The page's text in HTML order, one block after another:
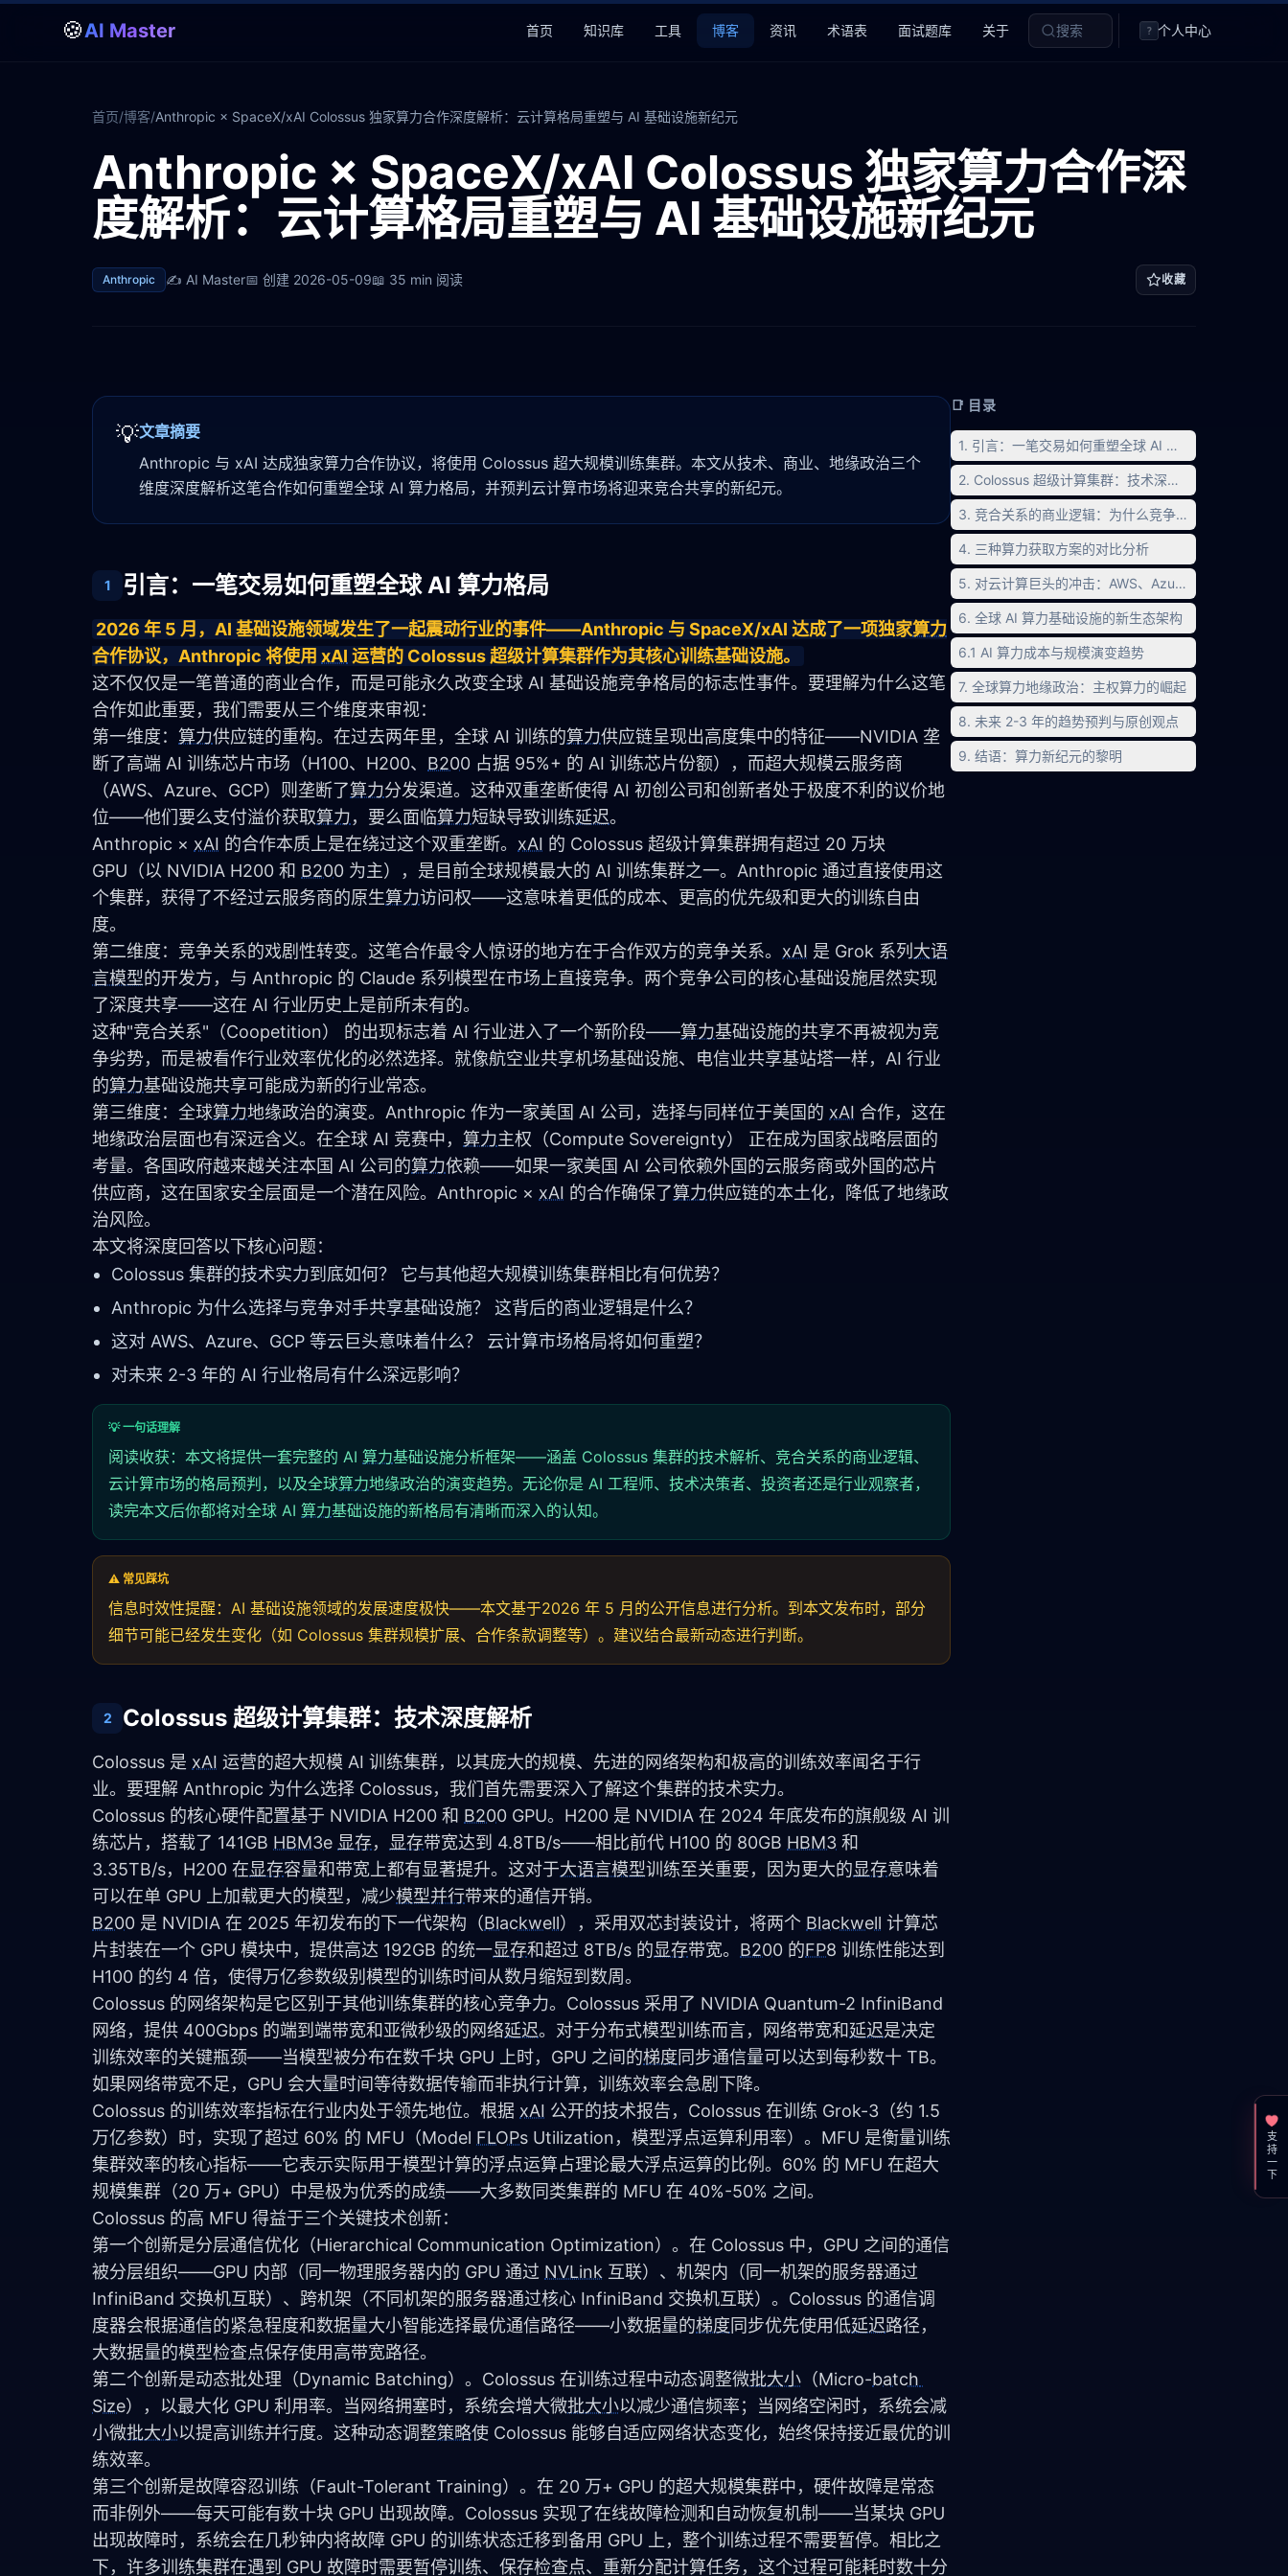
🍪AI Master 首页 知识库 工具 博客 资讯 术语表 面试题库 关于 搜索 ? 个人中心
首页/博客/Anthropic × SpaceX/xAI Colossus 独家算力合作深度解析：云计算格局重塑与 AI 基础设施新纪元
Anthropic × SpaceX/xAI Colossus 独家算力合作深
度解析：云计算格局重塑与 AI 基础设施新纪元
Anthropic ✍️ AI Master📅 创建 2026-05-09📖 35 min 阅读 收藏
💡文章摘要
Anthropic 与 xAI 达成独家算力合作协议，将使用 Colossus 超大规模训练集群。本文从技术、商业、地缘政治三个
维度深度解析这笔合作如何重塑全球 AI 算力格局，并预判云计算市场将迎来竞合共享的新纪元。
1 引言：一笔交易如何重塑全球 AI 算力格局
2026 年 5 月，AI 基础设施领域发生了一起震动行业的事件——Anthropic 与 SpaceX/xAI 达成了一项独家算力
合作协议，Anthropic 将使用 xAI 运营的 Colossus 超级计算集群作为其核心训练基础设施。
这不仅仅是一笔普通的商业合作，而是可能永久改变全球 AI 基础设施竞争格局的标志性事件。要理解为什么这笔
合作如此重要，我们需要从三个维度来审视：
第一维度： 算力供应链的重构。在过去两年里，全球 AI 训练的算力供应链呈现出高度集中的特征——NVIDIA 垄
断了高端 AI 训练芯片市场（H100、H200、 B200 占据 95%+ 的 AI 训练芯片份额），而超大规模云服务商
（AWS、Azure、GCP）则垄断了算力分发渠道。这种双重垄断使得 AI 初创公司和创新者处于极度不利的议价地
位——他们要么支付溢价获取算力，要么面临算力短缺导致训练延迟。
Anthropic × xAI 的合作本质上是在绕过这个双重垄断。 xAI 的 Colossus 超级计算集群拥有超过 20 万块
GPU（以 NVIDIA H200 和 B200 为主），是目前全球规模最大的 AI 训练集群之一。Anthropic 通过直接使用这
个集群，获得了不经过云服务商的原生算力访问权——这意味着更低的成本、更高的优先级和更大的训练自由
度。
第二维度：竞争关系的戏剧性转变。这笔合作最令人惊讶的地方在于合作双方的竞争关系。 xAI 是 Grok 系列 大语
言模型的开发方，与 Anthropic 的 Claude 系列模型在市场上直接竞争。两个竞争公司的核心基础设施居然实现
了深度共享——这在 AI 行业历史上是前所未有的。
这种"竞合关系"（Coopetition） 的出现标志着 AI 行业进入了一个新阶段——算力基础设施的共享不再被视为竞
争劣势，而是被看作行业效率优化的必然选择。就像航空业共享机场基础设施、电信业共享基站塔一样，AI 行业
的算力基础设施共享可能成为新的行业常态。
第三维度：全球算力地缘政治的演变。Anthropic 作为一家美国 AI 公司，选择与同样位于美国的 xAI 合作，这在
地缘政治层面也有深远含义。在全球 AI 竞赛中， 算力主权（Compute Sovereignty） 正在成为国家战略层面的
考量。各国政府越来越关注本国 AI 公司的算力依赖——如果一家美国 AI 公司依赖外国的云服务商或外国的芯片
供应商，这在国家安全层面是一个潜在风险。Anthropic × xAI 的合作确保了算力供应链的本土化，降低了地缘政
治风险。
本文将深度回答以下核心问题：
Colossus 集群的技术实力到底如何？ 它与其他超大规模训练集群相比有何优势？
Anthropic 为什么选择与竞争对手共享基础设施？ 这背后的商业逻辑是什么？
这对 AWS、Azure、GCP 等云巨头意味着什么？ 云计算市场格局将如何重塑？
对未来 2-3 年的 AI 行业格局有什么深远影响？
💡 一句话理解
阅读收获：本文将提供一套完整的 AI 算力基础设施分析框架——涵盖 Colossus 集群的技术解析、竞合关系的商业逻辑、
云计算市场的格局预判，以及全球算力地缘政治的演变趋势。无论你是 AI 工程师、技术决策者、投资者还是行业观察者，
读完本文后你都将对全球 AI 算力基础设施的新格局有清晰而深入的认知。
⚠️ 常见踩坑
信息时效性提醒：AI 基础设施领域的发展速度极快——本文基于2026 年 5 月的公开信息进行分析。到本文发布时，部分
细节可能已经发生变化（如 Colossus 集群规模扩展、合作条款调整等）。建议结合最新动态进行判断。
2 Colossus 超级计算集群：技术深度解析
Colossus 是 xAI 运营的超大规模 AI 训练集群，以其庞大的规模、先进的网络架构和极高的训练效率闻名于行
业。要理解 Anthropic 为什么选择 Colossus，我们首先需要深入了解这个集群的技术实力。
Colossus 的核心硬件配置基于 NVIDIA H200 和 B200 GPU。H200 是 NVIDIA 在 2024 年底发布的旗舰级 AI 训
练芯片，搭载了 141GB HBM3e 显存， 显存带宽达到 4.8TB/s——相比前代 H100 的 80GB HBM3 和
3.35TB/s，H200 在显存容量和带宽上都有显著提升。这对于大语言模型训练至关重要，因为更大的显存意味着
可以在单 GPU 上加载更大的模型，减少模型并行带来的通信开销。
B200 是 NVIDIA 在 2025 年初发布的下一代架构（Blackwell），采用双芯封装设计，将两个 Blackwell 计算芯
片封装在一个 GPU 模块中，提供高达 192GB 的统一显存和超过 8TB/s 的显存带宽。 B200 的FP8 训练性能达到
H100 的约 4 倍，使得万亿参数级别模型的训练时间从数月缩短到数周。
Colossus 的网络架构是它区别于其他训练集群的核心竞争力。Colossus 采用了 NVIDIA Quantum-2 InfiniBand
网络，提供 400Gbps 的端到端带宽和亚微秒级的网络延迟。对于分布式模型训练而言，网络带宽和延迟是决定
训练效率的关键瓶颈——当模型被分布在数千块 GPU 上时，GPU 之间的梯度同步通信量可以达到每秒数十 TB。
如果网络带宽不足，GPU 会大量时间等待数据传输而非执行计算，训练效率会急剧下降。
Colossus 的训练效率指标在行业内处于领先地位。根据 xAI 公开的技术报告，Colossus 在训练 Grok-3（约 1.5
万亿参数）时，实现了超过 60% 的 MFU（Model FLOPs Utilization，模型浮点运算利用率）。MFU 是衡量训练
集群效率的核心指标——它表示实际用于模型计算的浮点运算占理论最大浮点运算的比例。60% 的 MFU 在超大
规模集群（20 万+ GPU）中是极为优秀的成绩——大多数同类集群的 MFU 在 40%-50% 之间。
Colossus 的高 MFU 得益于三个关键技术创新：
第一个创新是分层通信优化（Hierarchical Communication Optimization）。在 Colossus 中，GPU 之间的通信
被分层组织——GPU 内部（同一物理服务器内的 GPU 通过 NVLink 互联）、机架内（同一机架的服务器通过
InfiniBand 交换机互联）、跨机架（不同机架的服务器通过核心 InfiniBand 交换机互联）。Colossus 的通信调
度器会根据通信的紧急程度和数据量大小智能选择最优通信路径——小数据量的梯度同步优先使用低延迟路径，
大数据量的模型检查点保存使用高带宽路径。
第二个创新是动态批处理（Dynamic Batching）。Colossus 在训练过程中动态调整微批大小 （Micro-batch
Size），以最大化 GPU 利用率。当网络拥塞时，系统会增大微批大小以减少通信频率；当网络空闲时，系统会减
小微批大小以提高训练并行度。这种动态调整策略使 Colossus 能够自适应网络状态变化，始终保持接近最优的训
练效率。
第三个创新是故障容忍训练（Fault-Tolerant Training）。在 20 万+ GPU 的超大规模集群中，硬件故障是常态
而非例外——每天可能有数十块 GPU 出现故障。Colossus 实现了在线故障检测和自动恢复机制——当某块 GPU
出现故障时，系统会在几秒钟内将故障 GPU 的训练状态迁移到备用 GPU 上，整个训练过程不需要暂停。相比之
下，许多训练集群在遇到 GPU 故障时需要暂停训练、保存检查点、重新分配计算任务，这个过程可能耗时数十分
📑 目录
1. 引言：一笔交易如何重塑全球 AI 算力格局
2. Colossus 超级计算集群：技术深度解析
3. 竞合关系的商业逻辑：为什么竞争对手要共享基础设
4. 三种算力获取方案的对比分析
5. 对云计算巨头的冲击：AWS、Azure、GCP 面临的
6. 全球 AI 算力基础设施的新生态架构
6.1 AI 算力成本与规模演变趋势
7. 全球算力地缘政治：主权算力的崛起
8. 未来 2-3 年的趋势预判与原创观点
9. 结语：算力新纪元的黎明
支持一下